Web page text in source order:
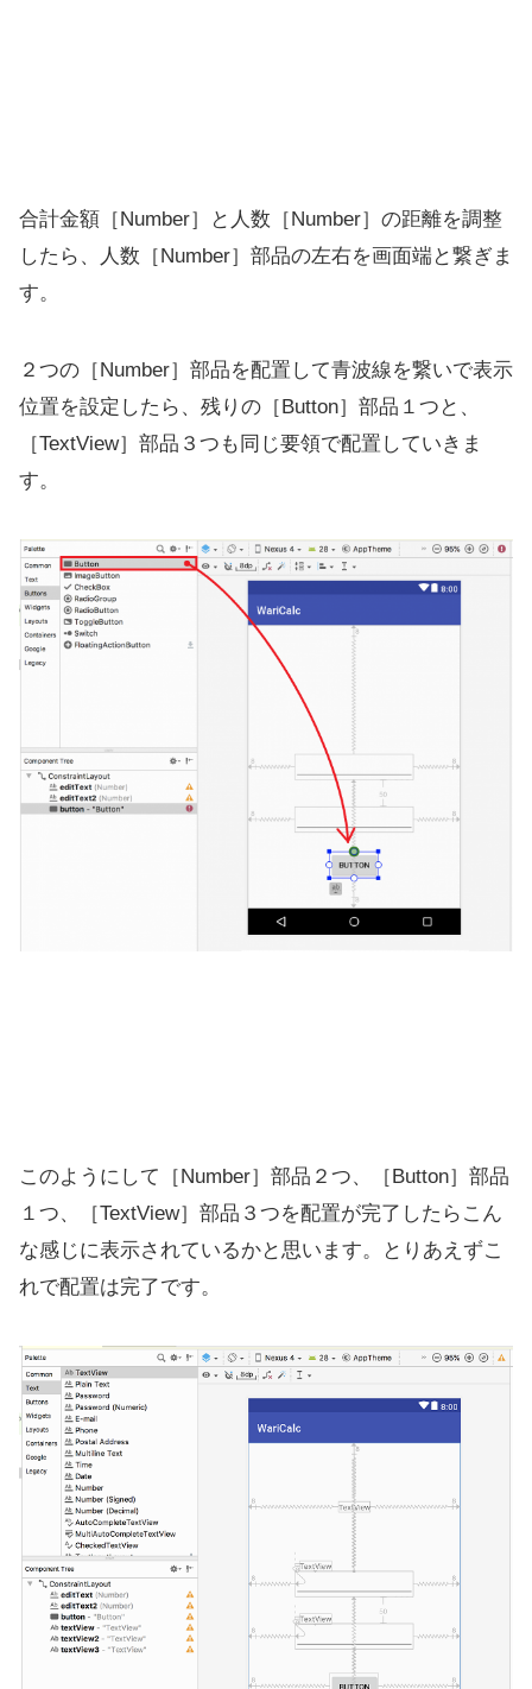
合計金額［Number］と人数［Number］の距離を調整
したら、人数［Number］部品の左右を画面端と繋ぎま
す。
２つの［Number］部品を配置して青波線を繋いで表示
位置を設定したら、残りの［Button］部品１つと、
［TextView］部品３つも同じ要領で配置していきま
す。
このようにして［Number］部品２つ、［Button］部品
１つ、［TextView］部品３つを配置が完了したらこん
な感じに表示されているかと思います。とりあえずこ
れで配置は完了です。